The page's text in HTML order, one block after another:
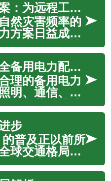
移动电力解决方案：为远程工作和应急场景而设
然灾害频率的
方案日益成为
持工作连续性
工具。本文介
核心组成、适
护要点，并提
与购买建议，
用需求下做出
居家断电时的安全备用电力配置建议
理的备用电力
明、通信、医
需负载的持续
类型、逆变器
网方案、光伏
营与紧急场景
可持续与效率
供适合多数家
步
普及正以前所
球交通格局，
推动力之一便
持续进步。从